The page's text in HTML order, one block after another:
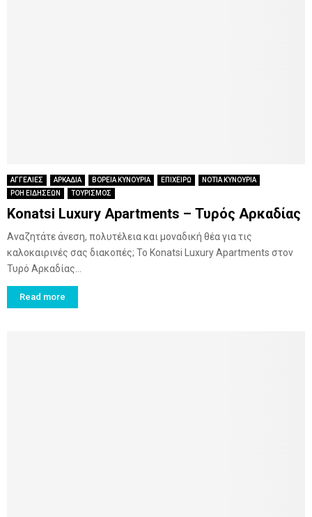
ΑΓΓΕΛΙΕΣ ΑΡΚΑΔΙΑ ΒΟΡΕΙΑ ΚΥΝΟΥΡΙΑ ΕΠΙΧΕΙΡΩ
ΝΟΤΙΑ ΚΥΝΟΥΡΙΑ
ΡΟΗ ΕΙΔΗΣΕΩΝ
ΤΟΥΡΙΣΜΟΣ
Konatsi Luxury Apartments – Τυρός Αρκαδίας
Αναζητάτε άνεση, πολυτέλεια και μοναδική θέα για τις
καλοκαιρινές σας διακοπές; Το Konatsi Luxury Apartments στον
Τυρό Αρκαδίας...
Read more